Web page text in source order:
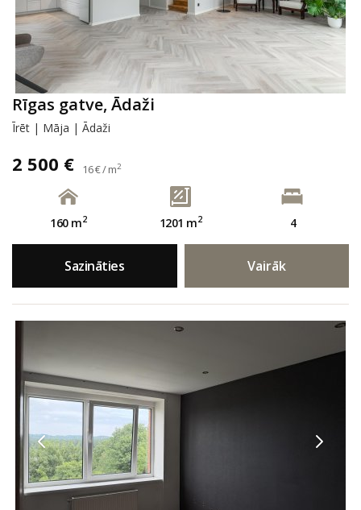
Rīgas gatve, Ādaži
Īrēt | Māja | Ādaži
2 500 € 16 € / m2
160 m2 1201 m2 4
Sazināties Vairāk